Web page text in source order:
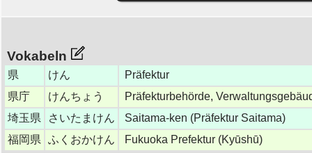
Vokabeln
県 けん
Präfektur
県庁
けんちょう
Präfekturbehörde,
埼玉県
さいたまけん
Saitama-ken (Präfektur Saitama)
福岡県
ふくおかけん Fukuoka Prefektur (Kyūshū)